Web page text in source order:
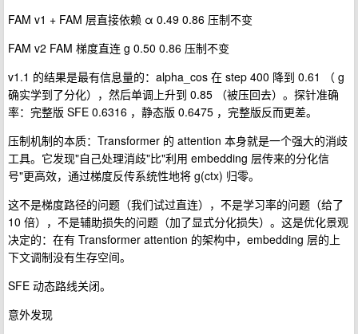
FAM v1 + FAM 层直接依赖 α 0.49 0.86 压制不变
FAM v2 FAM 梯度直连 g 0.50 0.86 压制不变
v1.1 的结果是最有信息量的：alpha_cos 在 step 400 降到 0.61 （ g
确实学到了分化），然后单调上升到 0.85 （被压回去）。探针准确
率：完整版 SFE 0.6316 ，静态版 0.6475 ，完整版反而更差。
压制机制的本质：Transformer 的 attention 本身就是一个强大的消歧
工具。它发现"自己处理消歧"比"利用 embedding 层传来的分化信
号"更高效，通过梯度反传系统性地将 g(ctx) 归零。
这不是梯度路径的问题（我们试过直连），不是学习率的问题（给了
10 倍），不是辅助损失的问题（加了显式分化损失）。这是优化景观
决定的：在有 Transformer attention 的架构中，embedding 层的上
下文调制没有生存空间。
SFE 动态路线关闭。
意外发现